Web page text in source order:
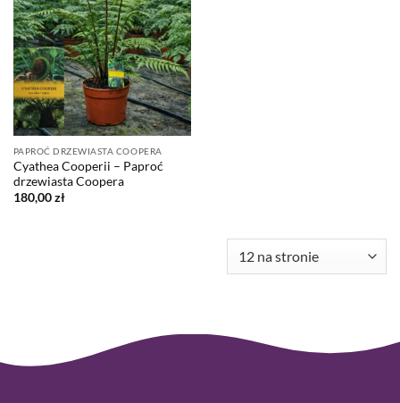
PAPROĆ DRZEWIASTA COOPERA
Cyathea Cooperii – Paproć
drzewiasta Coopera
180,00zł